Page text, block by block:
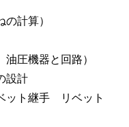
計算）
機器と回路）
設計
ト継手 リベット